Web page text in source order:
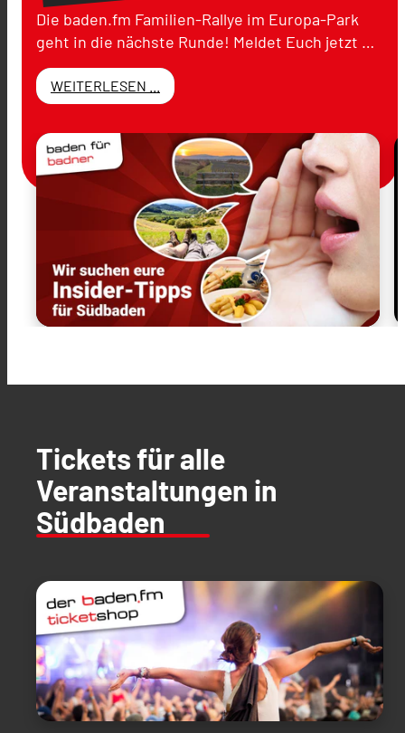
Die baden.fm Familien-Rallye im Europa-Park
geht in die nächste Runde! Meldet Euch jetzt …
WEITERLESEN ...
Tickets für alle
Veranstaltungen in
Südbaden